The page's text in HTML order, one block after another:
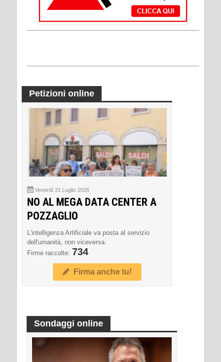
Petizioni online
Venerdì 31 Luglio 2026
NO AL MEGA DATA CENTER A
POZZAGLIO
L'intelligenza Artificiale va posta al servizio
dell'umanità, non viceversa.
Firme raccolte: 734
Firma anche tu!
Sondaggi online